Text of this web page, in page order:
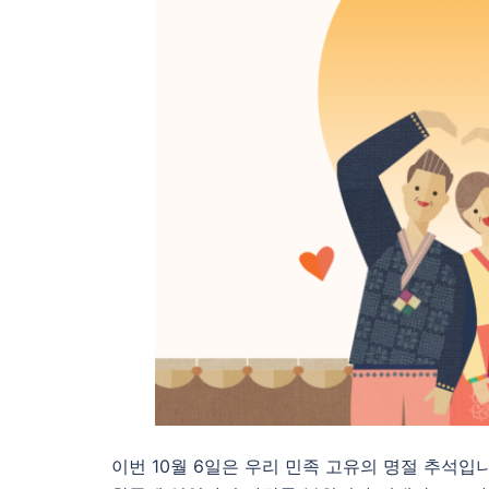
이번 10월 6일은 우리 민족 고유의 명절 추석입